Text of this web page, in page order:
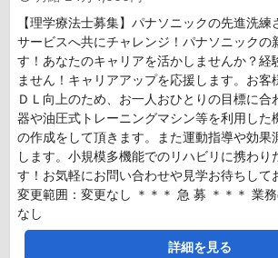
【理学療法士募集】パナソニックの先進洗
サービスへ共にチャレンジ！パナソニックの
す！あなたのキャリアを活かしませんか？経
ません！キャリアアップを応援します。お客
ＤＬ向上のため、お一人おひとりの目標に合
器や油圧式トレーニングマシン等を利用した
の作成をして頂きます。また運動指導や効果
します。小規模多機能でのリハビリに携わり
す！お気軽にお問い合わせや見学お待ちして
変更範囲：変更なし ＊＊＊ 急 募 ＊＊＊ 業
なし
詳細を見る